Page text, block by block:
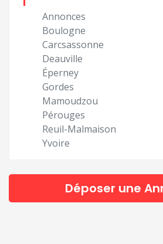
Annonces
Boulogne
Carcsassonne
Deauville
Éperney
Gordes
Mamoudzou
Pérouges
Reuil-Malmaison
Yvoire
Déposer une